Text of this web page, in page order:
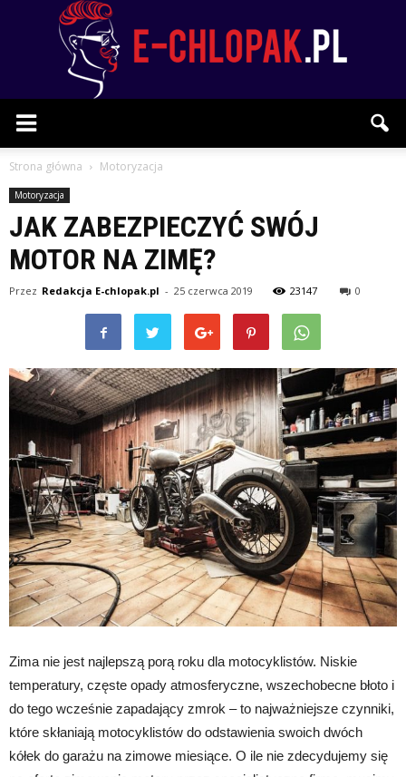
chlopak.pl
Strona główna Motoryzacja
Motoryzacja
JAK ZABEZPIECZYĆ SWÓJ
MOTOR NA ZIMĘ?
Przez Redakcja E-chlopak.pl - 25 czerwca 2019 23147 0
Zima nie jest najlepszą porą roku dla motocyklistów. Niskie
temperatury, częste opady atmosferyczne, wszechobecne błoto i
do tego wcześnie zapadający zmrok – to najważniejsze czynniki,
które skłaniają motocyklistów do odstawienia swoich dwóch
kółek do garażu na zimowe miesiące. O ile nie zdecydujemy się